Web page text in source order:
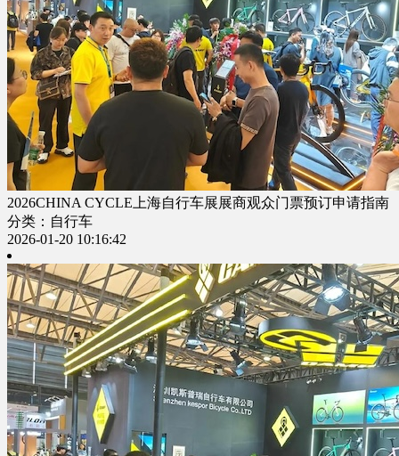
2026CHINA CYCLE上海自行车展展商观众门票预订申请指南
分类：自行车
2026-01-20 10:16:42